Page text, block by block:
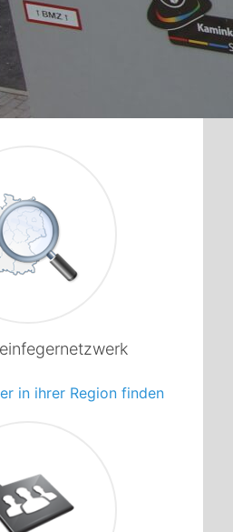
in ihrer Region finden